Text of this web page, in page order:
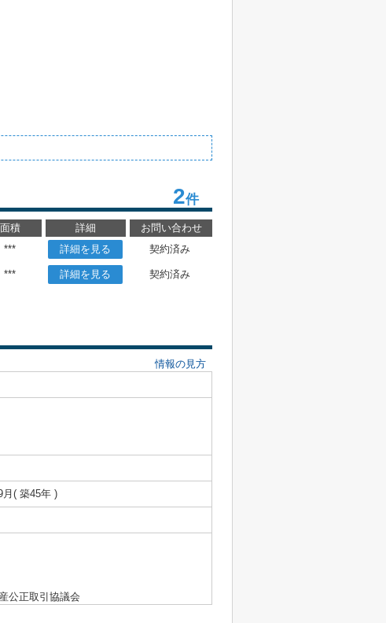
2件
面積 詳細
お問い合わせ
*** 詳細を見る 契約済み
*** 詳細を見る
契約済み
情報の見方
月( 築45年 )
公正取引協議会